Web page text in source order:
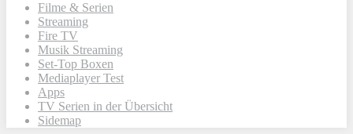
Filme & Serien
Streaming
Fire TV
Musik Streaming
Set-Top Boxen
Mediaplayer Test
Apps
TV Serien in der Übersicht
Sidemap